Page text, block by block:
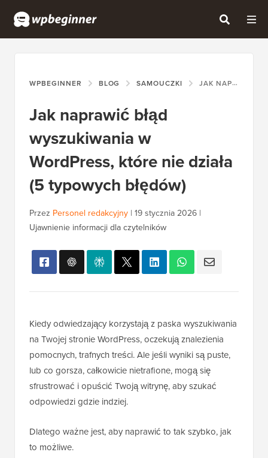
WPBEGINNER BLOG SAMOUCZKI JAK NAPRAWIĆ BŁĄD WYSZUKIWANIA W WORDPRESS, KTÓRE NIE DZIAŁA (5 TYPOWYCH BŁĘDÓW)
Jak naprawić błąd
wyszukiwania w
WordPress, które nie działa
(5 typowych błędów)
Przez Personel redakcyjny | 19 stycznia 2026 |
Ujawnienie informacji dla czytelników
Kiedy odwiedzający korzystają z paska wyszukiwania
na Twojej stronie WordPress, oczekują znalezienia
pomocnych, trafnych treści. Ale jeśli wyniki są puste,
lub co gorsza, całkowicie nietrafione, mogą się
sfrustrować i opuścić Twoją witrynę, aby szukać
odpowiedzi gdzie indziej.
Dlatego ważne jest, aby naprawić to tak szybko, jak
to możliwe.